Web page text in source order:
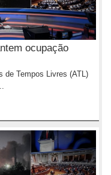
ocupação
de Tempos Livres (ATL)